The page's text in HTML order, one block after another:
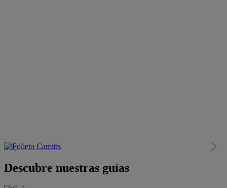
Descubre nuestras guías